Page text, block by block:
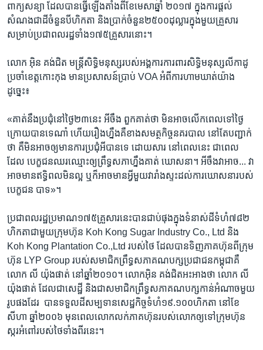
ពាក្យ​សន្យា​ ដែល​បាន​ធ្វើ​ឡើង​តាំងពី​ខែ​មេសា​ឆ្នាំ​ ​២០១៧​ ក្នុងការផ្តល់​
សំណង​ជា​ដី​ចំនួន​បី​ហិកតា​ និង​ប្រាក់​ចំនួន​២៥០០​ដុល្លារ​ក្នុង​មួយ​គ្រួសារ​
សម្រាប់​ប្រជា​ពល​រដ្ឋ​ទាំង​១៧៥​គ្រួសារ​នោះ។​
លោក អ៊ិន គង់ជិត​ ​មន្ត្រី​សិទ្ធិ​មនុស្ស​របស់​អង្គការ​ការពារ​សិទ្ធិ​មនុស្ស​លីកាដូ​
ប្រចាំ​ខេត្ត​កោះកុង​ មាន​ប្រសាសន៍​ប្រាប់​ ​VOA​ ​អំពីការ​ហាម​ឃាត់​យ៉ាង​
ដូច្នេះ៖​
«គាត់​នឹង​ប្រជុំ​នៅ​ថ្ងៃ​២៣​នេះ ​អីចឹង​ ពួកគាត់​ថា​ មិន​អាច​លើក​ពេល​ទៅ​ថ្ងៃ​
ក្រោយ​បានទេណា៎​ ហើយ​រឿង​ហ្នឹង​គឺខាង​សមត្ថកិច្ច​នគរបាល​ នៅតែ​បញ្ជាក់​
ថា​ គឺ​មិន​អាច​ឲ្យ​មាន​ការ​ប្រជុំ​អី​បាន​ទេ​ ដោយ​សារ​ នៅពេល​នេះ​ ជាពេល​
ដែល​ ​បេក្ខជន​ឈរ​ឈ្មោះ​ឲ្យ​ព្រឹទ្ធ​សភា​ហ្នឹង​គាត់​ ឃោសនា។​ អីចឹង​វា​អាច​... វា​
អាច​មាន​ឥទ្ធិពល​មិន​ល្អ ​ឬ​ក៏​អាច​មាន​អ្វី​មួយ​វា​រាំង​ស្ទះ​ដល់​ការ​ឃោសនា​របស់​
បេក្ខជន​ បាទ»។​
ប្រជា​ពល​រដ្ឋ​ប្រមាណ​១៧៥​គ្រួសារ​នេះ​បាន​ជាប់​ផុង​ក្នុង​ទំនាស់​ដី​ទំហំ៧៨២​
ហិកតា​ជាមួយ​ក្រុម​ហ៊ុន​ ​Koh Kong Sugar Industry Co., Ltd ​និង​ ​
Koh Kong Plantation Co.,Ltd​ ​របស់​ថៃ​ ​ដែល​បាន​ទិញ​ភាគហ៊ុន​ពី​ក្រុម
ហ៊ុន​ ​LYP Group​ ​របស់​សមាជិក​ព្រឹទ្ធ​សភា​គណបក្ស​ប្រជាជន​កម្ពុជា​គឺ​
លោក​ ​លី យ៉ុងផាត់​ ​នៅឆ្នាំ​២០១០។​ ​លោក​អ៊ិន គង់ជិតអះអាង​ថា​ ​លោក​ ​លី
យ៉ុងផាត់​ ​ដែល​ជា​សេដ្ឋី​ និង​ជា​សមាជិក​ព្រឹទ្ធ​សភា​គណបក្ស​កាន់​អំណាច​មួយ​
រូប​ផង​ដែរ​ ​ បាន​ទទួល​ដី​សម្បទាន​សេដ្ឋកិច្ចទំហំ​១៩.១០០​ហិកតា នៅខែ​
សីហា​ ​ឆ្នាំ​២០០៦​ ​មុនពេល​លោក​លក់​ភាគ​ហ៊ុន​របស់​លោក​ឲ្យ​ទៅ​ក្រុមហ៊ុន​
ស្ករ​អំពៅ​របស់​ថៃ​ទាំង​ពីរ​នេះ។​